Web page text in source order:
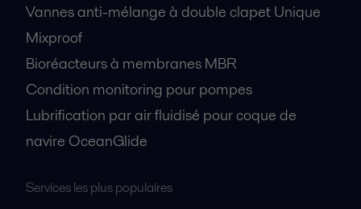
Vannes anti-mélange à double clapet Unique
Mixproof
Bioréacteurs à membranes MBR
Condition monitoring pour pompes
Lubrification par air fluidisé pour coque de
navire OceanGlide
Services les plus populaires